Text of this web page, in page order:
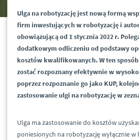
Ulga na robotyzację jest nową formą
firm inwestujących w robotyzację i
obowiązującą od 1 stycznia 2022 r.
dodatkowym odliczeniu od podstawy
kosztów kwalifikowanych. W ten
zostać rozpoznany efektywnie w
poprzez rozpoznanie go jako KUP,
zastosowanie ulgi na robotyzację w
Ulga ma zastosowanie do kosztów
poniesionych na robotyzację wyłącznie w